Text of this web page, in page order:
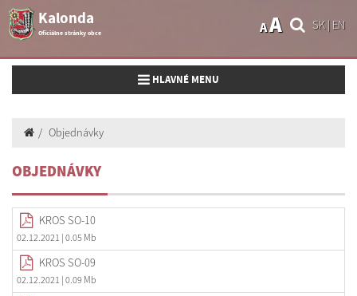
Kalonda
Oficiálne stránky obce
SK| EN
AA
Toggle navigation
HLAVNÉ MENU
Objednávky
OBJEDNÁVKY
KROS SO-10
02.12.2021 | 0.05 Mb
KROS SO-09
02.12.2021 | 0.09 Mb